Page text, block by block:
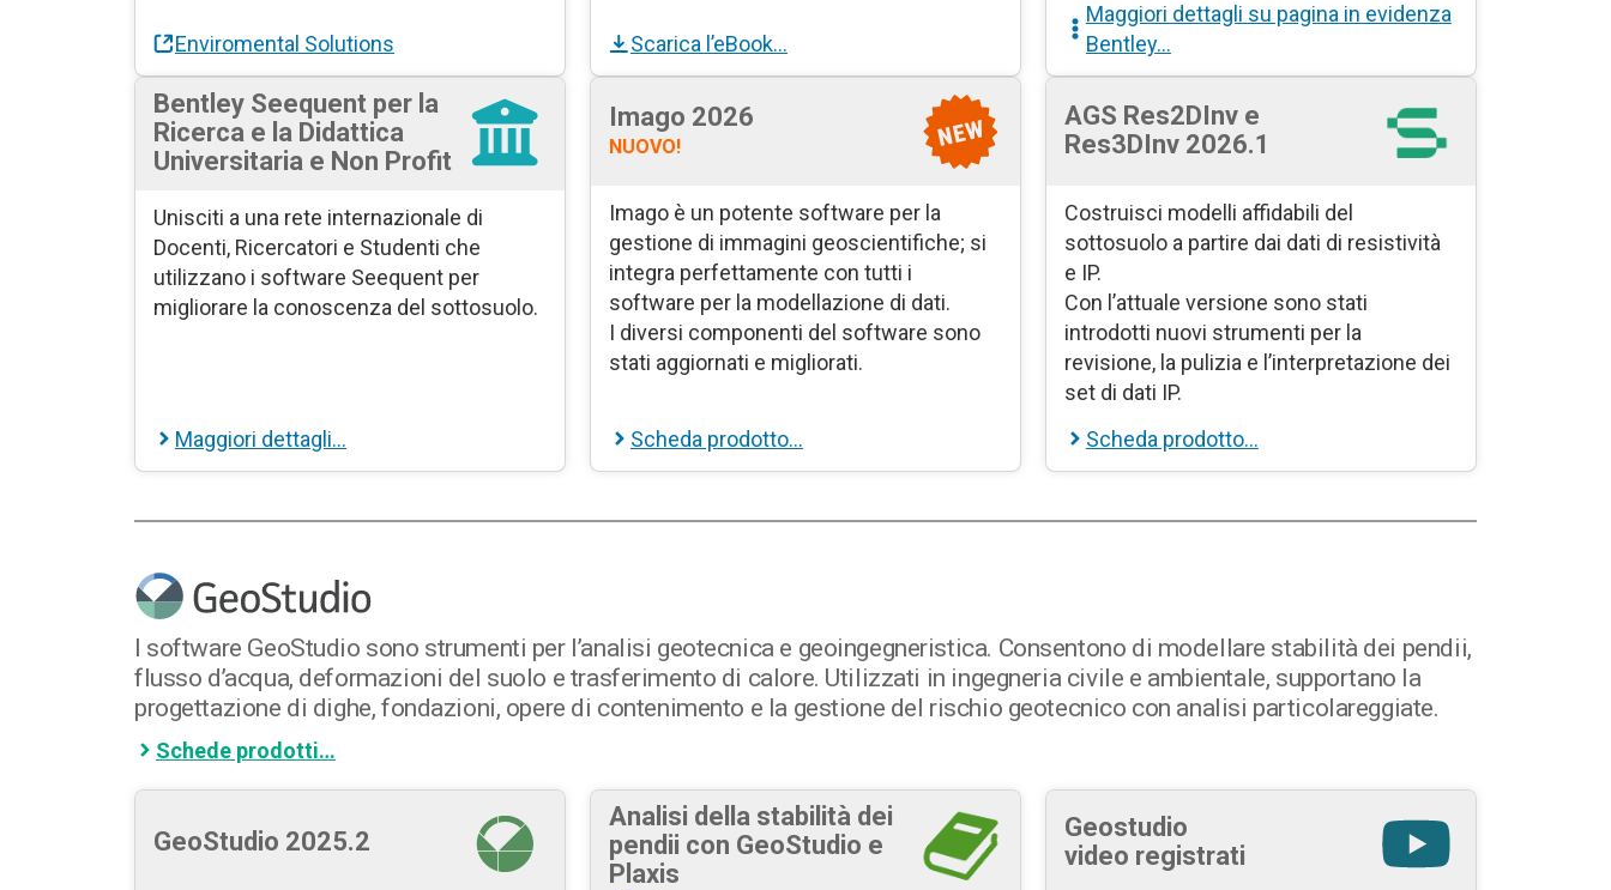
Enviromental Solutions Scarica l’eBook…
Maggiori dettagli su pagina in evidenza
Bentley…
Bentley Seequent per la
Ricerca e la Didattica
Universitaria e Non Profit
Unisciti a una rete internazionale di
Docenti, Ricercatori e Studenti che
utilizzano i software Seequent per
migliorare la conoscenza del sottosuolo.
Maggiori dettagli…
Imago 2026
NUOVO!
Imago è un potente software per la
gestione di immagini geoscientifiche; si
integra perfettamente con tutti i
software per la modellazione di dati.
I diversi componenti del software sono
stati aggiornati e migliorati.
Scheda prodotto…
AGS Res2DInv e
Res3DInv 2026.1
Costruisci modelli affidabili del
sottosuolo a partire dai dati di resistività
e IP.
Con l’attuale versione sono stati
introdotti nuovi strumenti per la
revisione, la pulizia e l’interpretazione dei
set di dati IP.
Scheda prodotto…
I software GeoStudio sono strumenti per l’analisi geotecnica e geoingegneristica. Consentono di modellare stabilità dei pendii,
flusso d’acqua, deformazioni del suolo e trasferimento di calore. Utilizzati in ingegneria civile e ambientale, supportano la
progettazione di dighe, fondazioni, opere di contenimento e la gestione del rischio geotecnico con analisi particolareggiate.
Schede prodotti…
GeoStudio 2025.2
Analisi della stabilità dei
pendii con GeoStudio e
Plaxis
Geostudio
video registrati